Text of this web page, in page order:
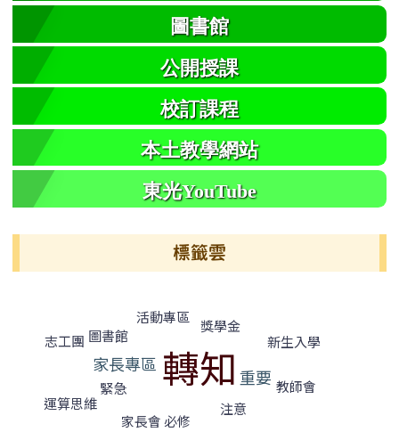
圖書館
公開授課
校訂課程
本土教學網站
東光YouTube
標籤雲
活動專區
志工團 圖書館
獎學金
家長專區 轉知 新生入學
緊急 重要
運算思維
教師會
家長會 必修
注意